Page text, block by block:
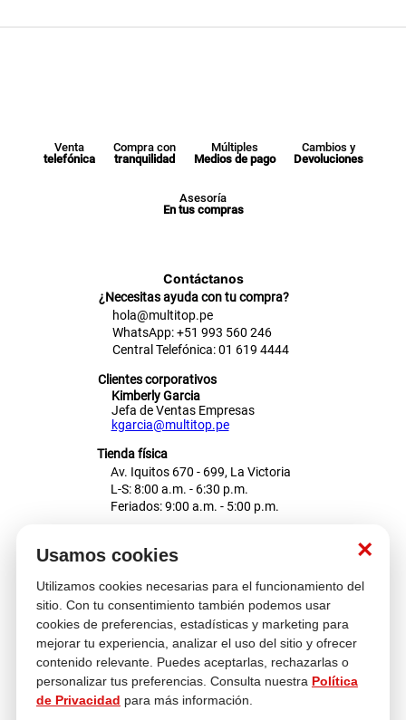
×
Usamos cookies
Utilizamos cookies necesarias para el funcionamiento del
sitio. Con tu consentimiento también podemos usar
cookies de preferencias, estadísticas y marketing para
mejorar tu experiencia, analizar el uso del sitio y ofrecer
contenido relevante. Puedes aceptarlas, rechazarlas o
personalizar tus preferencias. Consulta nuestra Política
de Privacidad para más información.
Venta
telefónica
Compra con
tranquilidad
Múltiples
Medios de pago
Cambios y
Devoluciones
Asesoría
En tus compras
Contáctanos
¿Necesitas ayuda con tu compra?
hola@multitop.pe
WhatsApp: +51 993 560 246
Central Telefónica: 01 619 4444
Clientes corporativos
Kimberly Garcia
Jefa de Ventas Empresas
kgarcia@multitop.pe
Tienda física
Av. Iquitos 670 - 699, La Victoria
L-S: 8:00 a.m. - 6:30 p.m.
Feriados: 9:00 a.m. - 5:00 p.m.
Atención al cliente
Descubre más